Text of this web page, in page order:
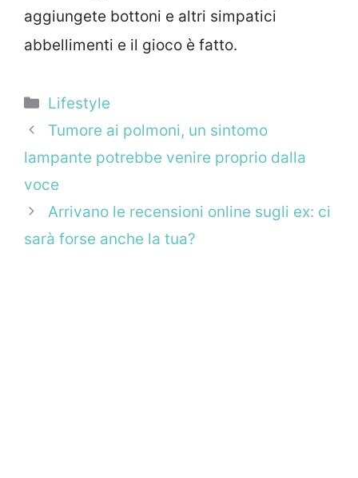
aggiungete bottoni e altri simpatici
abbellimenti e il gioco è fatto.
Categorie
Lifestyle
Tumore ai polmoni, un sintomo
lampante potrebbe venire proprio dalla
voce
Arrivano le recensioni online sugli ex: ci
sarà forse anche la tua?